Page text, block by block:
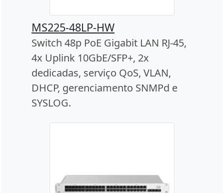
MS225-48LP-HW
Switch 48p PoE Gigabit LAN RJ-45,
4x Uplink 10GbE/SFP+, 2x
dedicadas, serviço QoS, VLAN,
DHCP, gerenciamento SNMPd e
SYSLOG.